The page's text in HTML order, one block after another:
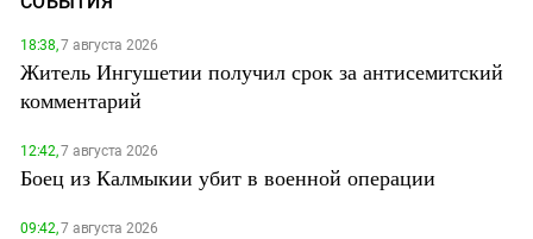
18:38,7 августа 2026
Житель Ингушетии получил срок за антисемитский
комментарий
12:42,7 августа 2026
Боец из Калмыкии убит в военной операции
09:42,7 августа 2026